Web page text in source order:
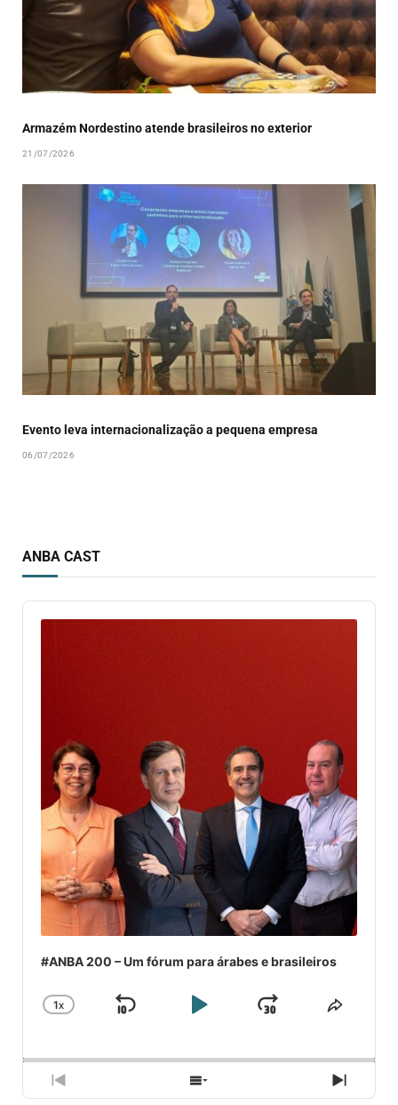
Armazém Nordestino atende brasileiros no exterior
21/07/2026
Evento leva internacionalização a pequena empresa
06/07/2026
ANBA CAST
Audio
Player
#ANBA 200 – Um fórum para árabes e brasileiros
CHANGE
1X
SKIP
PLAYJUMP
PREVIOUS
SHOW
NEXT